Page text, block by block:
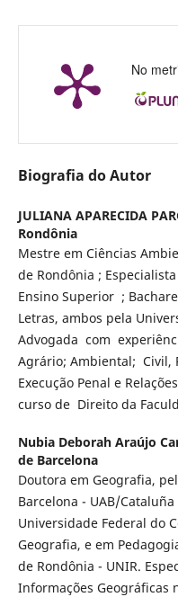
No
Biografia do Autor
JULIANA APARECIDA
Rondônia
Mestre em Ciências
de Rondônia ;
Ensino Superior ;
Letras, ambos pela
Advogada com
Agrário; Ambiental; Civil,
Execução Penal e
curso de Direito da
Nubia Deborah Araújo
de Barcelona
Doutora em Geografia,
Barcelona - UAB/
Universidade Federal do
Geografia, e em
de Rondônia - UNIR.
Informações Geográficas